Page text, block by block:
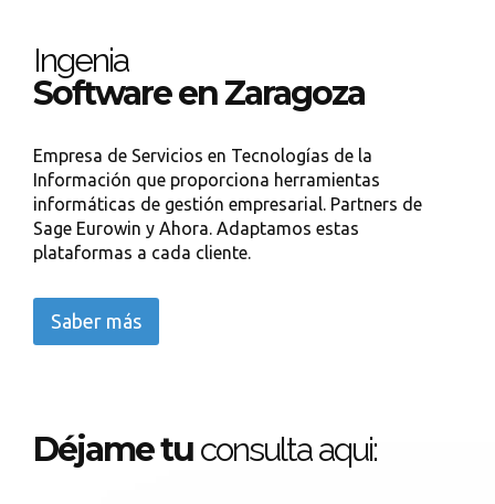
Ingenia
Software en Zaragoza
Empresa de Servicios en Tecnologías de la
Información que proporciona herramientas
informáticas de gestión empresarial. Partners de
Sage Eurowin y Ahora. Adaptamos estas
plataformas a cada cliente.
Saber más
Déjame tu consulta aqui: